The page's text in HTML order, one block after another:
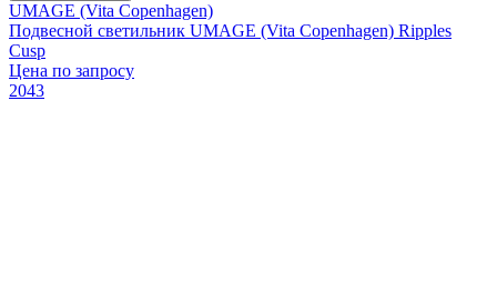
UMAGE (Vita Copenhagen)
Подвесной светильник UMAGE (Vita Copenhagen) Ripples
Cusp
Цена по запросу
2043